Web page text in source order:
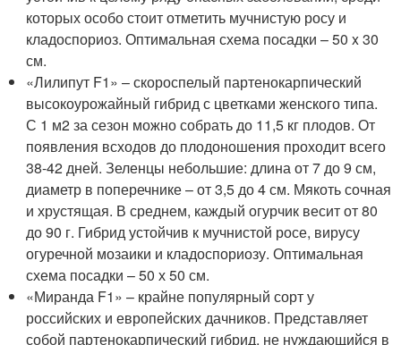
которых особо стоит отметить мучнистую росу и
кладоспориоз. Оптимальная схема посадки – 50 x 30
см.
«Лилипут F1» – скороспелый партенокарпический
высокоурожайный гибрид с цветками женского типа.
С 1 м2 за сезон можно собрать до 11,5 кг плодов. От
появления всходов до плодоношения проходит всего
38-42 дней. Зеленцы небольшие: длина от 7 до 9 см,
диаметр в поперечнике – от 3,5 до 4 см. Мякоть сочная
и хрустящая. В среднем, каждый огурчик весит от 80
до 90 г. Гибрид устойчив к мучнистой росе, вирусу
огуречной мозаики и кладоспориозу. Оптимальная
схема посадки – 50 х 50 см.
«Миранда F1» – крайне популярный сорт у
российских и европейских дачников. Представляет
собой партенокарпический гибрид, не нуждающийся в